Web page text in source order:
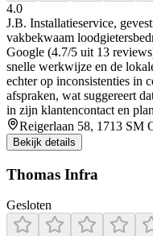
4.0
J.B. Installatieservice,
vakbekwaam
Google (4.7/5 uit 13
snelle werkwijze en de
echter op inconsistenties in
afspraken, wat suggereert
in zijn klantencontact en
Reigerlaan 58, 1713 SM
Bekijk details
Thomas Infra
Gesloten